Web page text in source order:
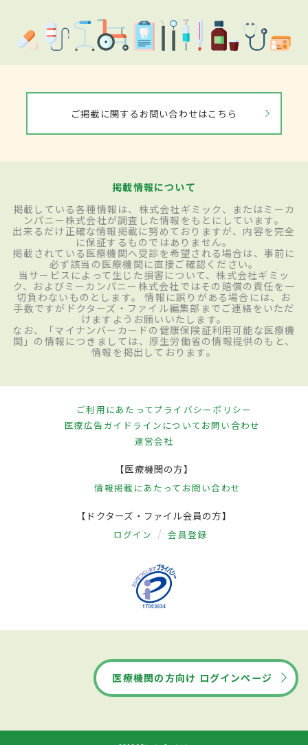
ご掲載に関するお問い合わせはこちら
掲載情報について
掲載している各種情報は、株式会社ギミック、またはミーカ
ンパニー株式会社が調査した情報をもとにしています。
出来るだけ正確な情報掲載に努めておりますが、内容を完全
に保証するものではありません。
掲載されている医療機関へ受診を希望される場合は、事前に
必ず該当の医療機関に直接ご確認ください。
当サービスによって生じた損害について、株式会社ギミッ
ク、およびミーカンパニー株式会社ではその賠償の責任を一
切負わないものとします。 情報に誤りがある場合には、お
手数ですがドクターズ・ファイル編集部までご連絡をいただ
けますようお願いいたします。
なお、「マイナンバーカードの健康保険証利用可能な医療機
関」の情報につきましては、厚生労働省の情報提供のもと、
情報を掲出しております。
ご利用にあたってプライバシーポリシー
医療広告ガイドラインについてお問い合わせ
運営会社
【医療機関の方】
情報掲載にあたって お問い合わせ
【ドクターズ・ファイル会員の方】
ログイン 会員登録
医療機関の方向け ログインページ